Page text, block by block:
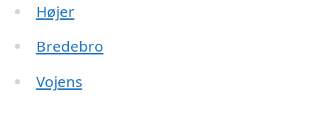
Højer
Bredebro
Vojens